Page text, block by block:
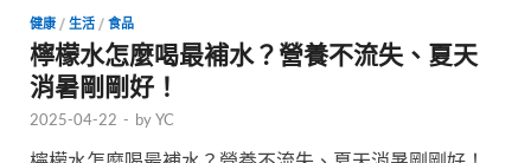
健康 / 生活 / 食品
檸檬水怎麼喝最補水？營養不流失、夏天
消暑剛剛好！
2025-04-22 - byYC